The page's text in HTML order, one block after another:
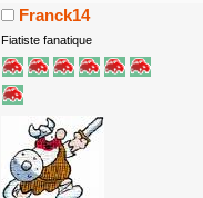
Franck14
Fiatiste fanatique